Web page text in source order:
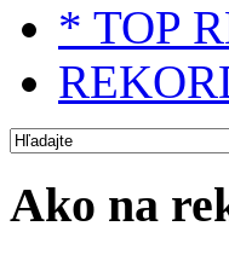
* TOP
Ako na